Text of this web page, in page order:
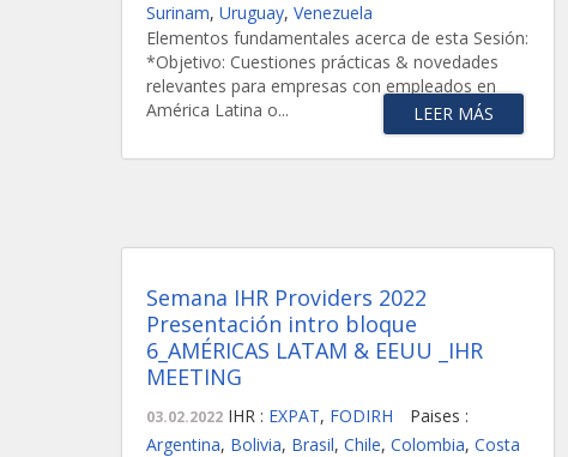
Surinam, Uruguay, Venezuela
Elementos fundamentales acerca de esta Sesión:
*Objetivo: Cuestiones prácticas & novedades
relevantes para empresas con empleados en
América Latina o...
LEER MÁS
Semana IHR Providers 2022
Presentación intro bloque
6_AMÉRICAS LATAM & EEUU _IHR
MEETING
03.02.2022 IHR : EXPAT, FODIRH
Paises :
Argentina, Bolivia, Brasil, Chile, Colombia, Costa